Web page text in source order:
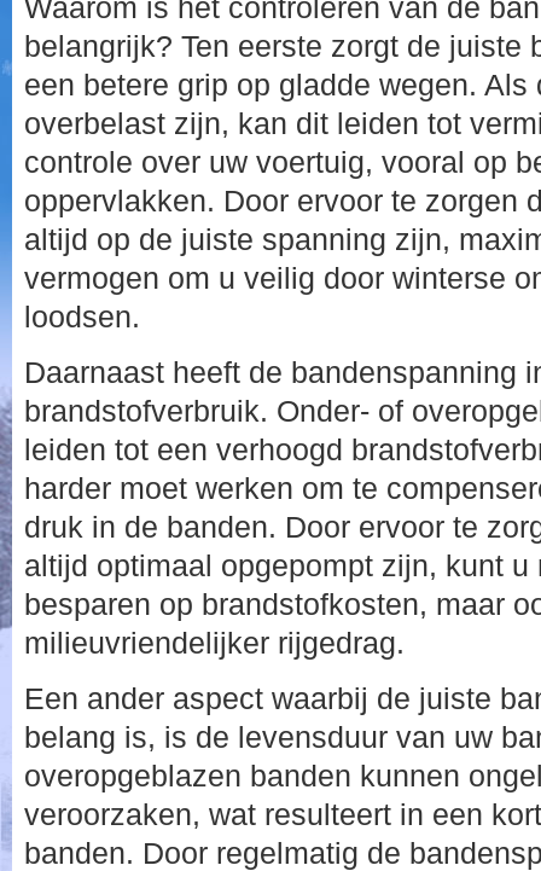
Waarom is het controleren van de
belangrijk? Ten eerste zorgt de juiste
een betere grip op gladde wegen. Als
overbelast zijn, kan dit leiden tot
controle over uw voertuig, vooral op
oppervlakken. Door ervoor te zorgen
altijd op de juiste spanning zijn,
vermogen om u veilig door winterse
loodsen.
Daarnaast heeft de bandenspanning
brandstofverbruik. Onder- of
leiden tot een verhoogd
harder moet werken om te
druk in de banden. Door ervoor te
altijd optimaal opgepompt zijn, kunt u
besparen op brandstofkosten, maar
milieuvriendelijker rijgedrag.
Een ander aspect waarbij de juiste
belang is, is de levensduur van uw
overopgeblazen banden kunnen
veroorzaken, wat resulteert in een
banden. Door regelmatig de